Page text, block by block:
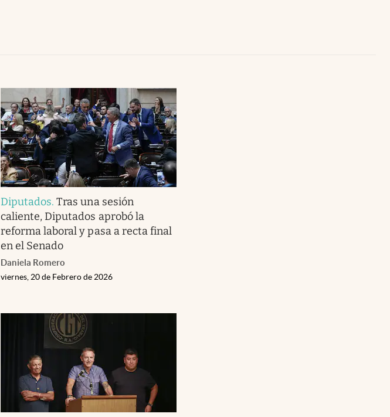
Diputados.Tras una sesión
caliente, Diputados aprobó la
reforma laboral y pasa a recta final
en el Senado
Daniela Romero
viernes, 20 de Febrero de 2026